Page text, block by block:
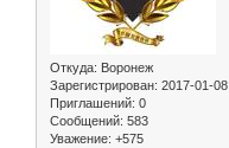
Откуда: Воронеж
Зарегистрирован: 2017-01-08
Приглашений: 0
Сообщений: 583
Уважение: +575